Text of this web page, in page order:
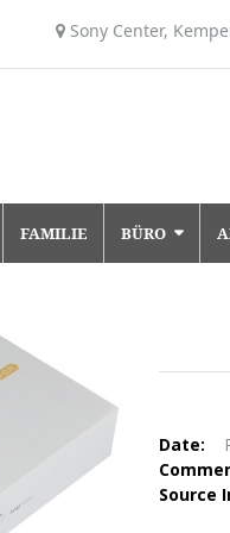
Sony Center,
FAMILIE BÜRO
Date:
Source